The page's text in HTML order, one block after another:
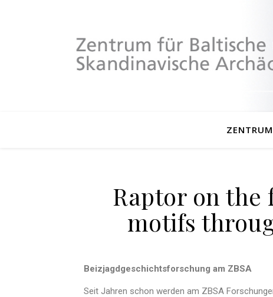
ZENTRUM
Raptor on
motifs
Beizjagdgeschichtsforschung am ZBSA
Seit Jahren schon werden am ZBSA